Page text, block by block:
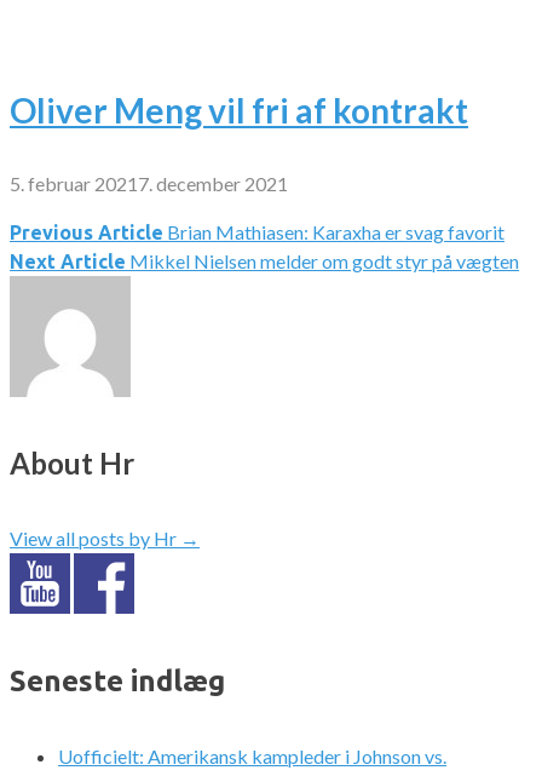
Oliver Meng vil fri af kontrakt
5. februar 2021 7. december 2021
Indlægsnavigation
Previous Article Brian Mathiasen: Karaxha er svag favorit
Next Article Mikkel Nielsen melder om godt styr på vægten
About Hr
View all posts by Hr →
Seneste indlæg
Uofficielt: Amerikansk kampleder i Johnson vs.